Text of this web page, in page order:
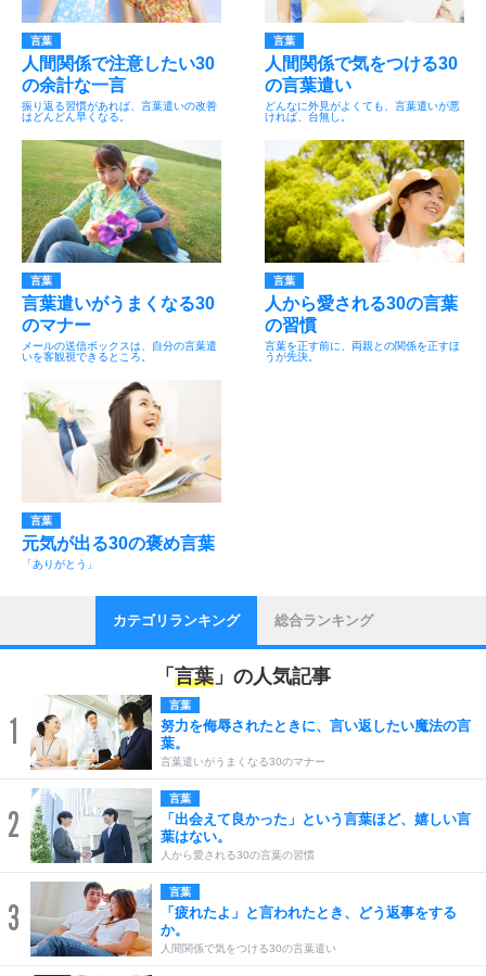
言葉
人間関係で注意したい30
の余計な一言
振り返る習慣があれば、言葉遣いの改善
はどんどん早くなる。
言葉
人間関係で気をつける30
の言葉遣い
どんなに外見がよくても、言葉遣いが悪
ければ、台無し。
言葉
言葉遣いがうまくなる30
のマナー
メールの送信ボックスは、自分の言葉遣
いを客観視できるところ。
言葉
人から愛される30の言葉
の習慣
言葉を正す前に、両親との関係を正すほ
うが先決。
言葉
元気が出る30の褒め言葉
「ありがとう」
カテゴリランキング 総合ランキング
「 言葉 」の人気記事
1
言葉
努力を侮辱されたときに、言い返したい魔法の言
葉。
言葉遣いがうまくなる30のマナー
2
言葉
「出会えて良かった」という言葉ほど、嬉しい言
葉はない。
人から愛される30の言葉の習慣
3
言葉
「疲れたよ」と言われたとき、どう返事をする
か。
人間関係で気をつける30の言葉遣い